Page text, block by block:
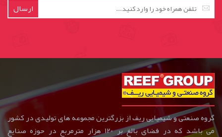
ارسال
گروه صنعتی و شیمیایی ریف از بزرگترین مجموعه های تولیدی در کشور
می باشد که در فضای بالغ بر 120 هزار مترمربع در حوزه صنایع